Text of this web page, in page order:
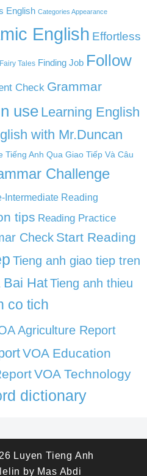
English Categories Appearance
English Effortless
Fairy Tales Finding Job Follow
Check Grammar
use Learning English
with Mr.Duncan
Tiếng Anh Qua Giao Tiếp Và Câu
Challenge
Intermediate Reading
tips Reading Practice
Check Start Reading
Tieng anh giao tiep tren
Bai HatTieng anh thieu
co tich
Agriculture Report
VOA Education
VOA Technology
dictionary
Luyen Tieng Anh
by Mas Abdi